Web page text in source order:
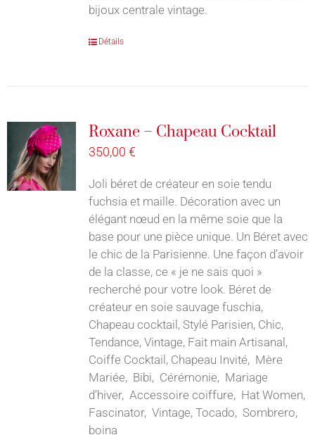
bijoux centrale vintage.
Détails
Roxane – Chapeau Cocktail
350,00 €
Joli béret de créateur en soie tendu
fuchsia et maille. Décoration avec un
élégant nœud en la même soie que la
base pour une pièce unique. Un Béret avec
le chic de la Parisienne. Une façon d’avoir
de la classe, ce « je ne sais quoi »
recherché pour votre look. Béret de
créateur en soie sauvage fuschia,
Chapeau cocktail, Stylé Parisien, Chic,
Tendance, Vintage, Fait main Artisanal,
Coiffe Cocktail, Chapeau Invité, Mère
Mariée, Bibi, Cérémonie, Mariage
d’hiver, Accessoire coiffure, Hat Women,
Fascinator, Vintage, Tocado, Sombrero,
boina